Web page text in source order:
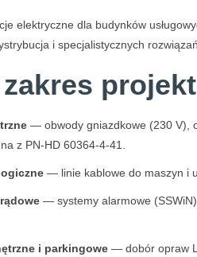
elektryczne dla budynków
i specjalistycznych
— obwody gniazdkowe (230 V),
z PN-HD 60364-4-41.
— linie kablowe do maszyn i
— systemy alarmowe
i parkingowe — dobór opraw